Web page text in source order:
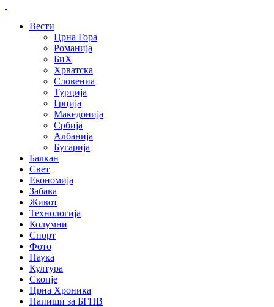
Вести
Црна Гора
Романија
БиХ
Хрватска
Словениа
Турција
Грција
Македонија
Србија
Албанија
Бугарија
Балкан
Свет
Економија
Забава
Живот
Технологија
Колумни
Спорт
Фото
Наука
Култура
Скопје
Црна Хроника
Напиши за БГНВ